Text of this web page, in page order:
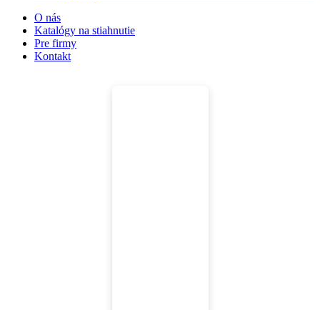
O nás
Katalógy na stiahnutie
Pre firmy
Kontakt